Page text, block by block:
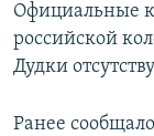
Официальные
российской
Дудки
Ранее